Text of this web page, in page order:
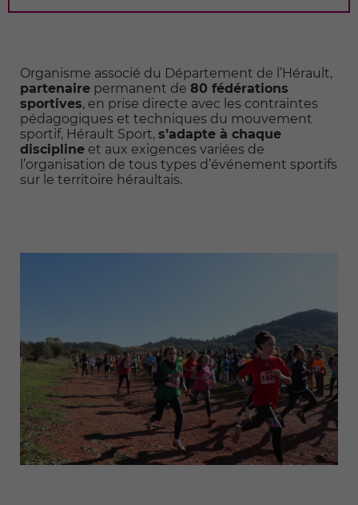
Organisme associé du Département de l’Hérault,
partenaire permanent de 80 fédérations
sportives, en prise directe avec les contraintes
pédagogiques et techniques du mouvement
sportif, Hérault Sport, s’adapte à chaque
discipline et aux exigences variées de
l’organisation de tous types d’événement sportifs
sur le territoire héraultais.